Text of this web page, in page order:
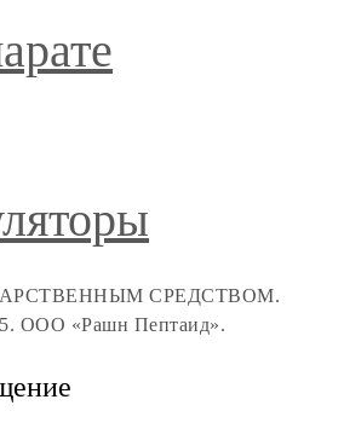
СРЕДСТВОМ.
ООО «Рашн Пептаид».